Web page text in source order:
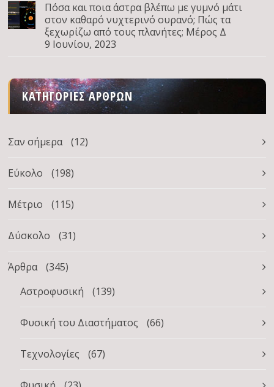
Πόσα και ποια άστρα βλέπω με γυμνό μάτι
στον καθαρό νυχτερινό ουρανό; Πώς τα
ξεχωρίζω από τους πλανήτες; Μέρος Δ
9 Ιουνίου, 2023
ΚΑΤΗΓΟΡΊΕΣ ΆΡΘΡΩΝ
Σαν σήμερα (12)
Εύκολο (198)
Μέτριο (115)
Δύσκολο (31)
Άρθρα
(345)
Αστροφυσική
(139)
Φυσική του Διαστήματος (66)
Τεχνολογίες (67)